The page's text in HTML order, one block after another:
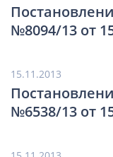
№8094/13 от
15.11.2013
№6538/13 от